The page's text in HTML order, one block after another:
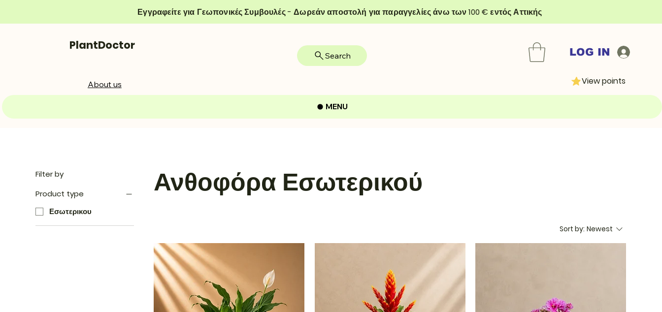
Filter by
Product type
Εσωτερικου
Ανθοφόρα Εσωτερικού
Sort by: Newest
Εγγραφείτε για Γεωπονικές Συμβουλές - Δωρεάν αποστολή για παραγγελίες άνω των 100 € εντός Αττικής
PlantDoctor
Search
MENU
LOG IN
About us View points